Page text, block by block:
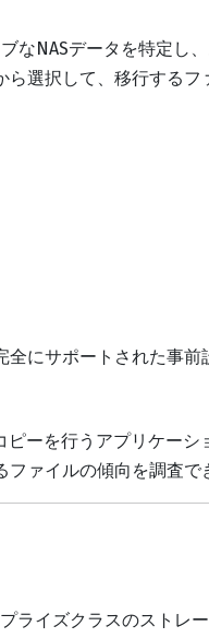
NASデータを特定し
選択して、移行する
にサポートされた事
を行うアプリケーシ
ァイルの傾向を調査で
ライズクラスのストレ